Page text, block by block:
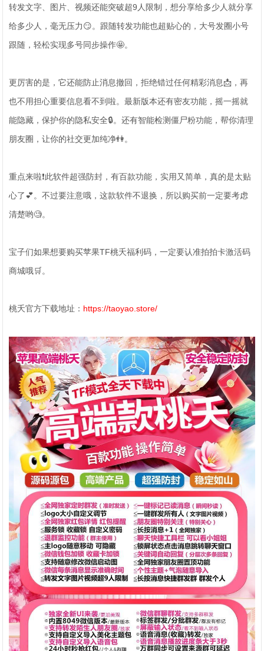
转发文字、图片、视频还能突破超9人限制，想分享给多少人就分享
给多少人，毫无压力😏。跟随转发功能也超贴心的，大号发圈小号
跟随，轻松实现多号同步操作🤩。
更厉害的是，它还能防止消息撤回，拒绝错过任何精彩消息📩，再
也不用担心重要信息看不到啦。最新版本还有密友功能，摇一摇就
能隐藏，保护你的隐私安全🔒。还有智能检测僵尸粉功能，帮你清理
朋友圈，让你的社交更加纯净👫。
重点来啦❗此软件超强防封，有百款功能，实用又简单，真的是太贴
心了💕。不过要注意哦，这款软件不退换，所以购买前一定要考虑
清楚哟🧐。
宝子们如果想要购买苹果TF桃夭福利码，一定要认准拍拍卡激活码
商城哦🛒。
桃夭官方下载地址： https://taoyao.store/